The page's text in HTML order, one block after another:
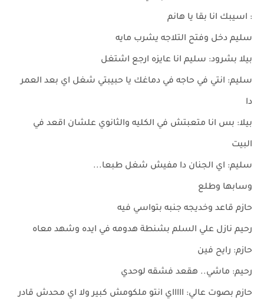
: اسيبك انا بقا يا هانم
سليم دخل وفتح التلاجه يشرب مايه
بيلا بشرود: سليم انا عايزه ارجع اشتغل
سليم: انتي في حاجه في دماغك يا حبيبتي شغل اي بعد العمر
دا
بيلا: بس انا متعبتش في الكليه والثانوي علشان اقعد في
البيت
سليم: اي الجنان دا مفيش شغل طبعا...
وسابها وطلع
حازم قاعد وخديجه جنبه بتواسي فيه
رحيم نازل علي السلم بشنطة هدومه في ايده وشهد معاه
حازم: رايح فين
رحيم: ماشي.. هقعد فشقه لوحدي
حازم بصوت عالي: اااااي انتو ملكومش كبير ولا اي محدش قادر